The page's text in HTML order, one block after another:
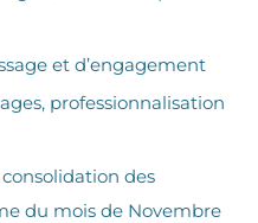
et d’engagement
professionnalisation
des
du mois de Novembre